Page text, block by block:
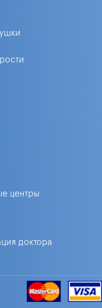
центры
доктора